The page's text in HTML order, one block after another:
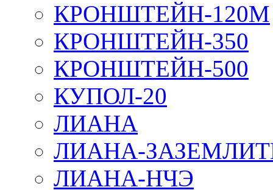
КРОНШТЕЙН-120М
КРОНШТЕЙН-350
КРОНШТЕЙН-500
КУПОЛ-20
ЛИАНА
ЛИАНА-
ЛИАНА-НЧЭ